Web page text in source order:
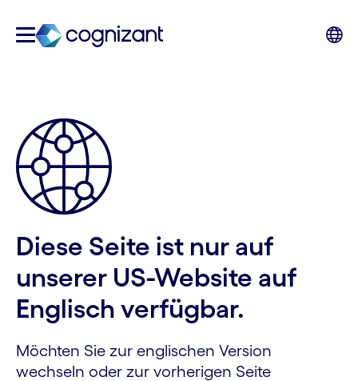
Diese Seite ist nur auf
unserer US-Website auf
Englisch verfügbar.
Möchten Sie zur englischen Version
wechseln oder zur vorherigen Seite